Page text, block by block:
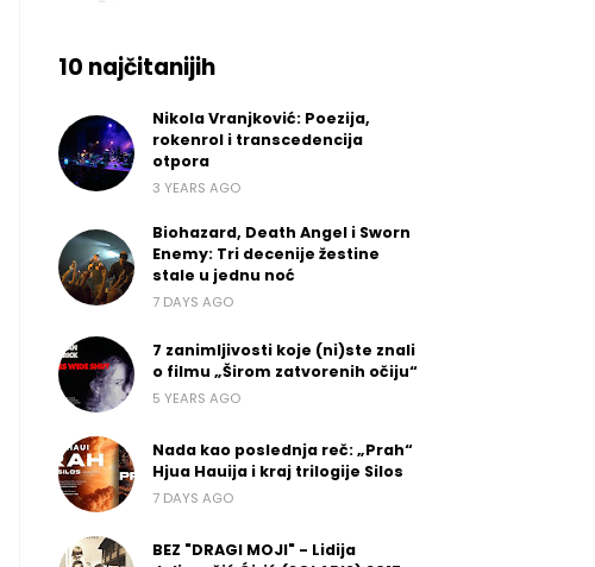
10 najčitanijih
Nikola Vranjković: Poezija,
rokenrol i transcedencija
otpora
3 YEARS AGO
Biohazard, Death Angel i Sworn
Enemy: Tri decenije žestine
stale u jednu noć
7 DAYS AGO
7 zanimljivosti koje (ni)ste znali
o filmu „Širom zatvorenih očiju“
5 YEARS AGO
Nada kao poslednja reč: „Prah“
Hjua Hauija i kraj trilogije Silos
7 DAYS AGO
BEZ "DRAGI MOJI" - Lidija